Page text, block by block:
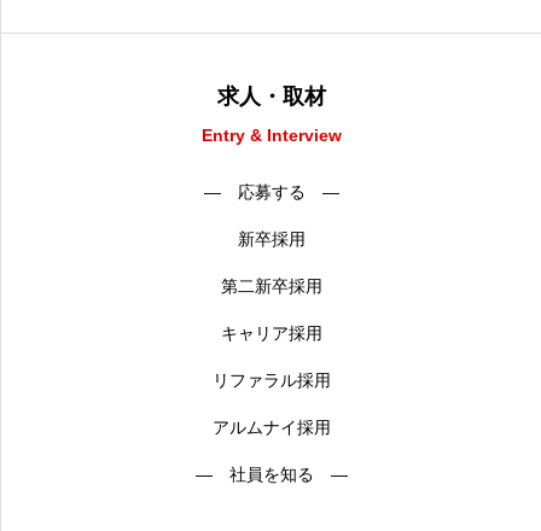
求人・取材
Entry & Interview
― 応募する ―
新卒採用
第二新卒採用
キャリア採用
リファラル採用
アルムナイ採用
― 社員を知る ―